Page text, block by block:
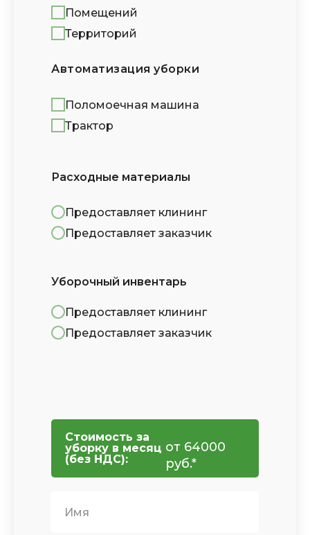
Стоимость за
уборку в месяц
(без НДС):
от 64000
руб.*
Помещений
Территорий
Поломоечная машина
Трактор
Автоматизация уборки
Предоставляет клининг
Предоставляет заказчик
Расходные материалы
Предоставляет клининг
Предоставляет заказчик
Уборочный инвентарь